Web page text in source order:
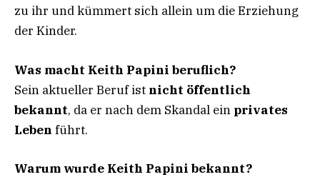
zu ihr und kümmert sich allein um die Erziehung
der Kinder.
Was macht Keith Papini beruflich?
Sein aktueller Beruf ist nicht öffentlich
bekannt, da er nach dem Skandal ein privates
Leben führt.
Warum wurde Keith Papini bekannt?